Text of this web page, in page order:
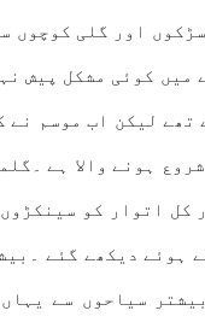
اور گلی
میں کوئی مشکل پیش
لیکن اب موسم
ہونے والا ہے
کل اتوار کو
ہوئے دیکھے گئے
سیاحوں سے